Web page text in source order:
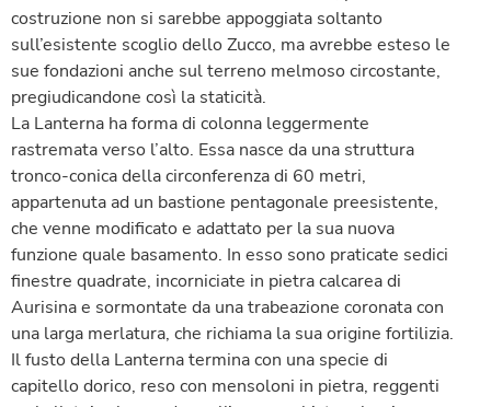
costruzione non si sarebbe appoggiata soltanto
sull’esistente scoglio dello Zucco, ma avrebbe esteso le
sue fondazioni anche sul terreno melmoso circostante,
pregiudicandone così la staticità.
La Lanterna ha forma di colonna leggermente
rastremata verso l’alto. Essa nasce da una struttura
tronco-conica della circonferenza di 60 metri,
appartenuta ad un bastione pentagonale preesistente,
che venne modificato e adattato per la sua nuova
funzione quale basamento. In esso sono praticate sedici
finestre quadrate, incorniciate in pietra calcarea di
Aurisina e sormontate da una trabeazione coronata con
una larga merlatura, che richiama la sua origine fortilizia.
Il fusto della Lanterna termina con una specie di
capitello dorico, reso con mensoloni in pietra, reggenti